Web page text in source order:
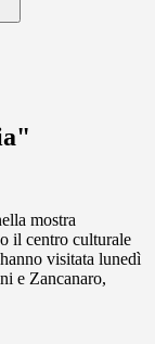
mostra
il centro culturale
visitata lunedì
e Zancanaro,